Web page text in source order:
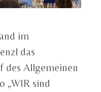
im
das
des Allgemeinen
„WIR sind